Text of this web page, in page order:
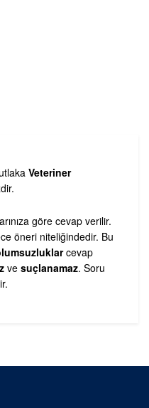
Veteriner
göre cevap verilir.
öneri niteliğindedir. Bu
cevap
ve suçlanamaz. Soru